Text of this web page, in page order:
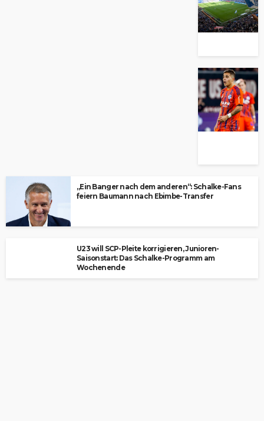
„Ein Banger nach dem anderen“: Schalke-Fans
feiern Baumann nach Ebimbe-Transfer
U23 will SCP-Pleite korrigieren, Junioren-
Saisonstart: Das Schalke-Programm am
Wochenende